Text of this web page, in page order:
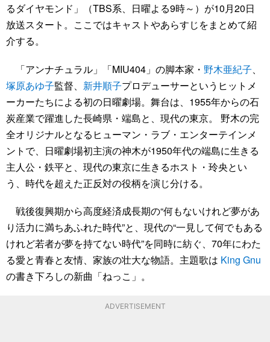
るダイヤモンド」（TBS系、日曜よる9時～）が10月20日
放送スタート。ここではキャストやあらすじをまとめて紹
介する。
「アンナチュラル」「MIU404」の脚本家・ 野木亜紀子
塚原あゆ子監督、 新井順子プロデューサーというヒットメ
ーカーたちによる初の日曜劇場。舞台は、1955年からの石
炭産業で躍進した長崎県・端島と、現代の東京。 野木の完
全オリジナルとなるヒューマン・ラブ・エンターテインメ
ントで、日曜劇場初主演の神木が1950年代の端島に生きる
主人公・鉄平と、現代の東京に生きるホスト・玲央とい
う、時代を超えた正反対の役柄を演じ分ける。
戦後復興期から高度経済成長期の“何もないけれど夢があ
り活力に満ちあふれた時代”と、現代の“一見して何でもある
けれど若者が夢を持てない時代”を同時に紡ぐ、70年にわた
る愛と青春と友情、家族の壮大な物語。主題歌は King Gnu
の書き下ろしの新曲「ねっこ」。
ADVERTISEMENT